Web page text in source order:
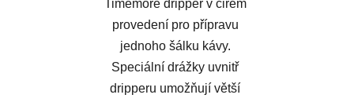
Timemore dripper v čirém
provedení pro přípravu
jednoho šálku kávy.
Speciální drážky uvnitř
dripperu umožňují větší